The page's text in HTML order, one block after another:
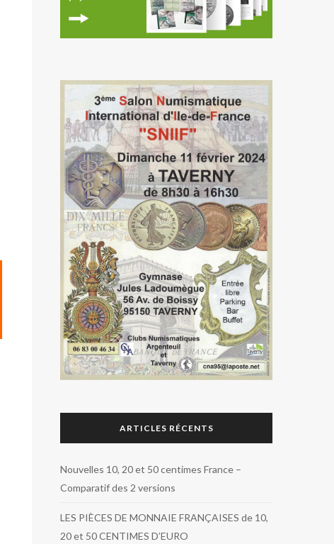
ARTICLES RÉCENTS
Nouvelles 10, 20 et 50 centimes France –
Comparatif des 2 versions
LES PIÈCES DE MONNAIE FRANÇAISES de 10,
20 et 50 CENTIMES D’EURO